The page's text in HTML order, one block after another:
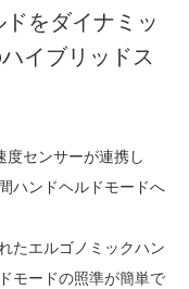
をダイナミッ
イブリッドス
度センサーが連携し
ハンドヘルドモードへ
たエルゴノミックハン
モードの照準が簡単で